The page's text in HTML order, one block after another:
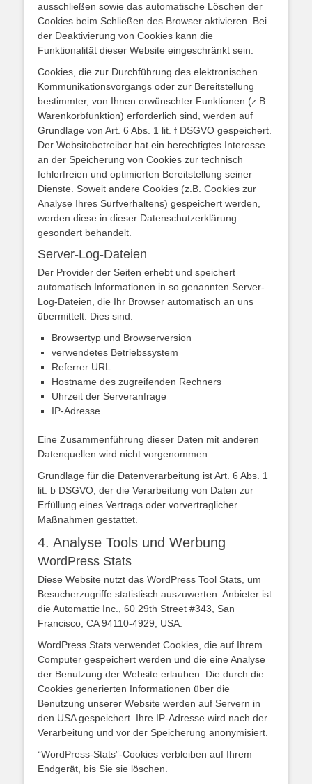
ausschließen sowie das automatische Löschen der
Cookies beim Schließen des Browser aktivieren. Bei
der Deaktivierung von Cookies kann die
Funktionalität dieser Website eingeschränkt sein.
Cookies, die zur Durchführung des elektronischen
Kommunikationsvorgangs oder zur Bereitstellung
bestimmter, von Ihnen erwünschter Funktionen (z.B.
Warenkorbfunktion) erforderlich sind, werden auf
Grundlage von Art. 6 Abs. 1 lit. f DSGVO gespeichert.
Der Websitebetreiber hat ein berechtigtes Interesse
an der Speicherung von Cookies zur technisch
fehlerfreien und optimierten Bereitstellung seiner
Dienste. Soweit andere Cookies (z.B. Cookies zur
Analyse Ihres Surfverhaltens) gespeichert werden,
werden diese in dieser Datenschutzerklärung
gesondert behandelt.
Server-Log-Dateien
Der Provider der Seiten erhebt und speichert
automatisch Informationen in so genannten Server-
Log-Dateien, die Ihr Browser automatisch an uns
übermittelt. Dies sind:
Browsertyp und Browserversion
verwendetes Betriebssystem
Referrer URL
Hostname des zugreifenden Rechners
Uhrzeit der Serveranfrage
IP-Adresse
Eine Zusammenführung dieser Daten mit anderen
Datenquellen wird nicht vorgenommen.
Grundlage für die Datenverarbeitung ist Art. 6 Abs. 1
lit. b DSGVO, der die Verarbeitung von Daten zur
Erfüllung eines Vertrags oder vorvertraglicher
Maßnahmen gestattet.
4. Analyse Tools und Werbung
WordPress Stats
Diese Website nutzt das WordPress Tool Stats, um
Besucherzugriffe statistisch auszuwerten. Anbieter ist
die Automattic Inc., 60 29th Street #343, San
Francisco, CA 94110-4929, USA.
WordPress Stats verwendet Cookies, die auf Ihrem
Computer gespeichert werden und die eine Analyse
der Benutzung der Website erlauben. Die durch die
Cookies generierten Informationen über die
Benutzung unserer Website werden auf Servern in
den USA gespeichert. Ihre IP-Adresse wird nach der
Verarbeitung und vor der Speicherung anonymisiert.
“WordPress-Stats”-Cookies verbleiben auf Ihrem
Endgerät, bis Sie sie löschen.